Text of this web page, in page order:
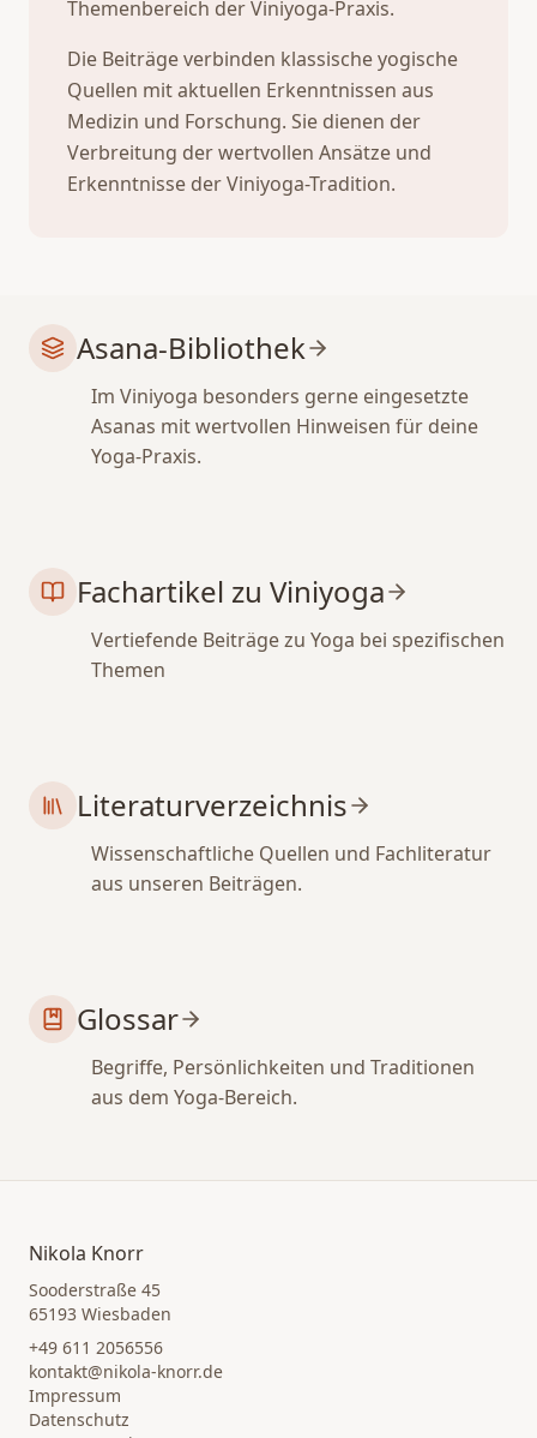
Themenbereich der Viniyoga-Praxis.
Die Beiträge verbinden klassische yogische
Quellen mit aktuellen Erkenntnissen aus
Medizin und Forschung. Sie dienen der
Verbreitung der wertvollen Ansätze und
Erkenntnisse der Viniyoga-Tradition.
Asana-Bibliothek
Im Viniyoga besonders gerne eingesetzte
Asanas mit wertvollen Hinweisen für deine
Yoga-Praxis.
Fachartikel zu Viniyoga
Vertiefende Beiträge zu Yoga bei spezifischen
Themen
Literaturverzeichnis
Wissenschaftliche Quellen und Fachliteratur
aus unseren Beiträgen.
Glossar
Begriffe, Persönlichkeiten und Traditionen
aus dem Yoga-Bereich.
Nikola Knorr
Sooderstraße 45
65193 Wiesbaden
+49 611 2056556
kontakt@nikola-knorr.de
Impressum
Datenschutz